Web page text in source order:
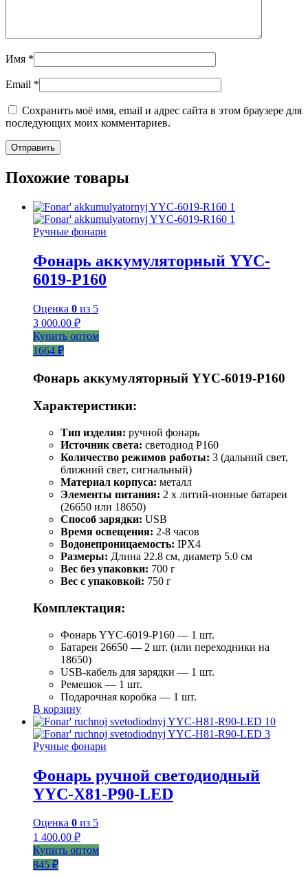
Имя *
Email *
Сохранить моё имя, email и адрес сайта в этом браузере для
последующих моих комментариев.
Похожие товары
Ручные фонари
Фонарь аккумуляторный YYC-
6019-Р160
Оценка 0 из 5
3 000.00 ₽
Купить оптом
1664 ₽
Фонарь аккумуляторный YYC-6019-P160
Характеристики:
Тип изделия: ручной фонарь
Источник света: светодиод P160
Количество режимов работы: 3 (дальний свет,
ближний свет, сигнальный)
Материал корпуса: металл
Элементы питания: 2 x литий-ионные батареи
(26650 или 18650)
Способ зарядки: USB
Время освещения: 2-8 часов
Водонепроницаемость: IPX4
Размеры: Длина 22.8 см, диаметр 5.0 см
Вес без упаковки: 700 г
Вес с упаковкой: 750 г
Комплектация:
Фонарь YYC-6019-P160 — 1 шт.
Батареи 26650 — 2 шт. (или переходники на
18650)
USB-кабель для зарядки — 1 шт.
Ремешок — 1 шт.
Подарочная коробка — 1 шт.
В корзину
Ручные фонари
Фонарь ручной светодиодный
YYC-X81-P90-LED
Оценка 0 из 5
1 400.00 ₽
Купить оптом
845 ₽